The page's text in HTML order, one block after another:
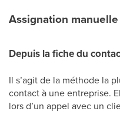
Assignation manuelle
Depuis la fiche du
Il s’agit de la méthode la
contact à une entreprise.
lors d’un appel avec un